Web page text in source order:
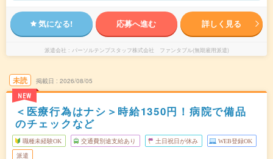
気になる! 応募へ進む 詳しく見る
派遣会社 パーソルテンプスタッフ株式会社 ファンタブル(無期雇用派遣)
未読
NEW
掲載日 2026/08/05
＜医療行為はナシ＞時給1350円！病院で備品
のチェックなど
職種未経験OK 交通費別途支給あり 土日祝日が休み WEB登録OK
派遣